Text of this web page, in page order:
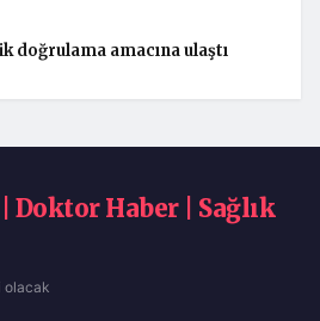
doğrulama amacına ulaştı
Doktor Haber | Sağlık
olacak